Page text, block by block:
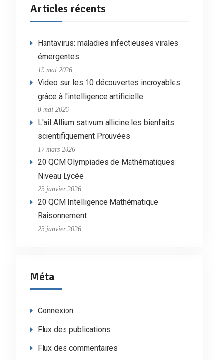
Articles récents
Hantavirus: maladies infectieuses virales
émergentes
19 mai 2026
Video sur les 10 découvertes incroyables
grâce à l'intelligence artificielle
8 mai 2026
L'ail Allium sativum allicine les bienfaits
scientifiquement Prouvées
17 mars 2026
20 QCM Olympiades de Mathématiques:
Niveau Lycée
23 janvier 2026
20 QCM Intelligence Mathématique
Raisonnement
23 janvier 2026
Méta
Connexion
Flux des publications
Flux des commentaires